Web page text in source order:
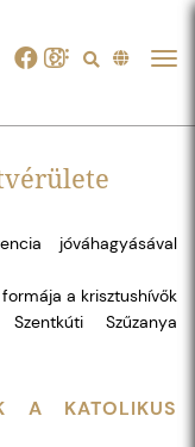
jóváhagyásával
a krisztushívők
Szűzanya
A KATOLIKUS